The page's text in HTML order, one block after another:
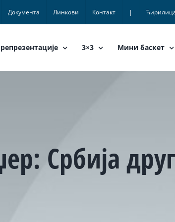
Документа Линкови Контакт |
3×3 Мини баскет
Србија